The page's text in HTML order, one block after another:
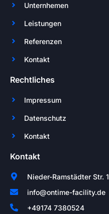
Unternhemen
Leistungen
Referenzen
Kontakt
Rechtliches
Impressum
Datenschutz
Kontakt
Kontakt
Nieder-Ramstädter Str.
info@ontime-facility.de
+49174 7380524